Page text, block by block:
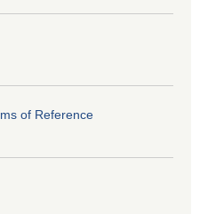
of Reference